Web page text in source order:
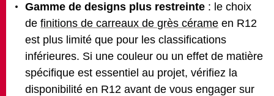
Gamme de designs plus restreinte : le choix
definitions de carreaux de grès cérame en R12
est plus limité que pour les classifications
inférieures. Si une couleur ou un effet de matière
spécifique est essentiel au projet, vérifiez la
disponibilité en R12 avant de vous engager sur